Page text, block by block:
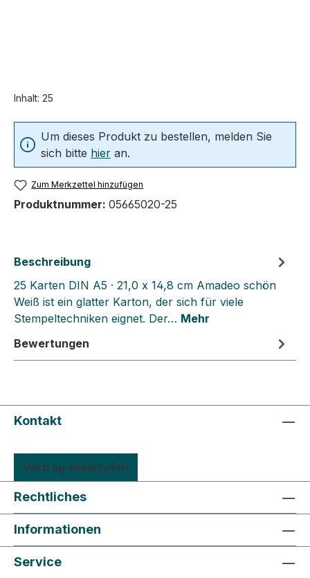
Inhalt: 25
Um dieses Produkt zu bestellen, melden Sie
sich bitte hier an.
Zum Merkzettel hinzufügen
Produktnummer: 05665020-25
Beschreibung
25 Karten DIN A5 · 21,0 x 14,8 cm Amadeo schön
Weiß ist ein glatter Karton, der sich für viele
Stempeltechniken eignet. Der… Mehr
Bewertungen
Kontakt
Vertrag widerrufen
Rechtliches
Informationen
Service